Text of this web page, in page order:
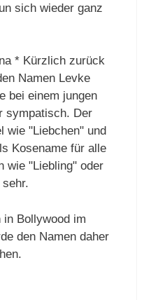
sich wieder ganz
* Kürzlich zurück
Namen Levke
bei einem jungen
sympatisch. Der
wie "Liebchen" und
Kosename für alle
wie "Liebling" oder
Bollywood im
den Namen daher